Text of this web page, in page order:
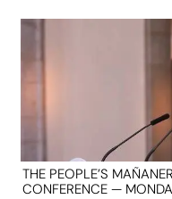
THE PEOPLE’S
CONFERENCE —